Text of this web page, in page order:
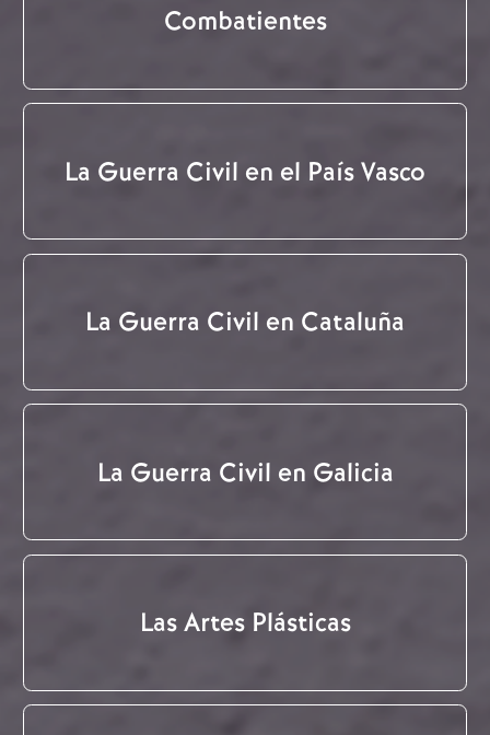
Combatientes
La Guerra Civil en el País Vasco
La Guerra Civil en Cataluña
La Guerra Civil en Galicia
Las Artes Plásticas